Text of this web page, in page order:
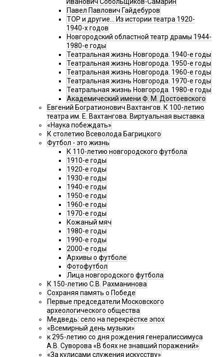
Иванович Собольщиков-Самарин
Павел Павлович Гайдебуров
ТОР и другие… Из истории театра 1920-
1940-х годов
Новгородский областной театр драмы 1944-
1980-е годы
Театральная жизнь Новгорода. 1940-е годы
Театральная жизнь Новгорода. 1950-е годы
Театральная жизнь Новгорода. 1960-е годы
Театральная жизнь Новгорода. 1970-е годы
Театральная жизнь Новгорода. 1980-е годы
Академический имени Ф. М. Достоевского
Евгений Богратионович Вахтангов. К 100-летию
театра им. Е. Вахтангова. Виртуальная выставка
«Наука побеждать»
К столетию Всеволода Багрицкого
Футбол - это жизнь
К 110-летию новгородского футбола
1910-е годы
1920-е годы
1930-е годы
1940-е годы
1950-е годы
1960-е годы
1970-е годы
Кожаный мяч
1980-е годы
1990-е годы
2000-е годы
Архивы о футболе
Фотофутбол
Лица новгородского футбола
К 150-летию С.В. Рахманинова
Сохраняя память о Победе
Первые председатели Московского
археологического общества
Медведь: село на перекрёстке эпох
«Всемирный день музыки»
к 295-летию со дня рождения генералиссимуса
А.В. Суворова «В боях не знавший поражений»
«За кулисами служения искусству»